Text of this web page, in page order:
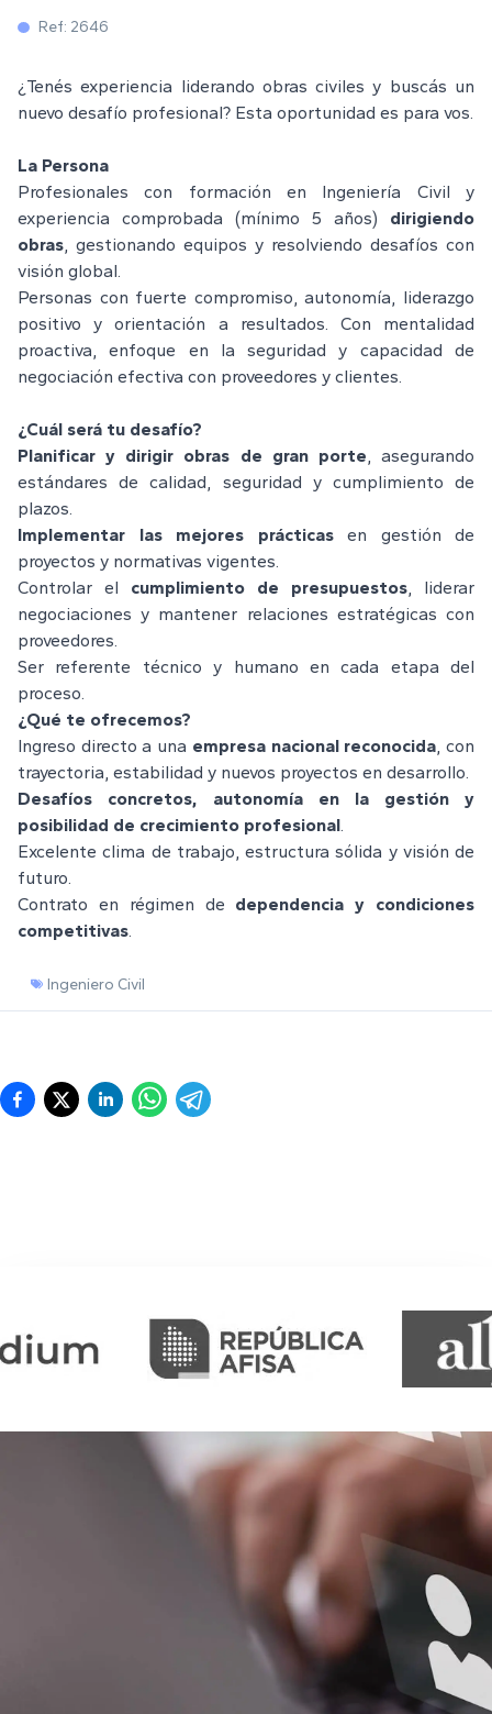
Ref: 2646
¿Tenés experiencia liderando obras civiles y buscás un
nuevo desafío profesional? Esta oportunidad es para vos.
La Persona
Profesionales con formación en Ingeniería Civil y
experiencia comprobada (mínimo 5 años) dirigiendo
obras, gestionando equipos y resolviendo desafíos con
visión global.
Personas con fuerte compromiso, autonomía, liderazgo
positivo y orientación a resultados. Con mentalidad
proactiva, enfoque en la seguridad y capacidad de
negociación efectiva con proveedores y clientes.
¿Cuál será tu desafío?
Planificar y dirigir obras de gran porte, asegurando
estándares de calidad, seguridad y cumplimiento de
plazos.
Implementar las mejores prácticasen gestión de
proyectos y normativas vigentes.
Controlar el cumplimiento de presupuestos, liderar
negociaciones y mantener relaciones estratégicas con
proveedores.
Ser referente técnico y humano en cada etapa del
proceso.
¿Qué te ofrecemos?
Ingreso directo a una empresa nacional reconocida, con
trayectoria, estabilidad y nuevos proyectos en desarrollo.
Desafíos concretos, autonomía en la gestión y
posibilidad de crecimiento profesional.
Excelente clima de trabajo, estructura sólida y visión de
futuro.
Contrato en régimen de dependencia y condiciones
competitivas.
Ingeniero Civil